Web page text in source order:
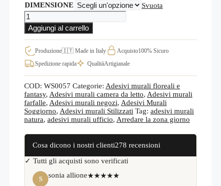
DIMENSIONE
Svuota
Decorazioni
murali
fiori
stilizzati
WS0057
quantità
Aggiungi al carrello
Produzione🇮🇹 Made in Italy Acquisto100% Sicuro
Spedizione rapida
QualitàArtigianale
COD: WS0057 Categorie: Adesivi murali floreali e
fantasy, Adesivi murali camera da letto, Adesivi murali
farfalle, Adesivi murali negozi, Adesivi Murali
Soggiorno, Adesivi murali Stilizzati Tag: adesivi murali
natura, adesivi murali ufficio, Arredare la zona giorno
Cosa dicono i nostri clienti278 recensioni
✓ Tutti gli acquisti sono verificati
S sonia allione★★★★★